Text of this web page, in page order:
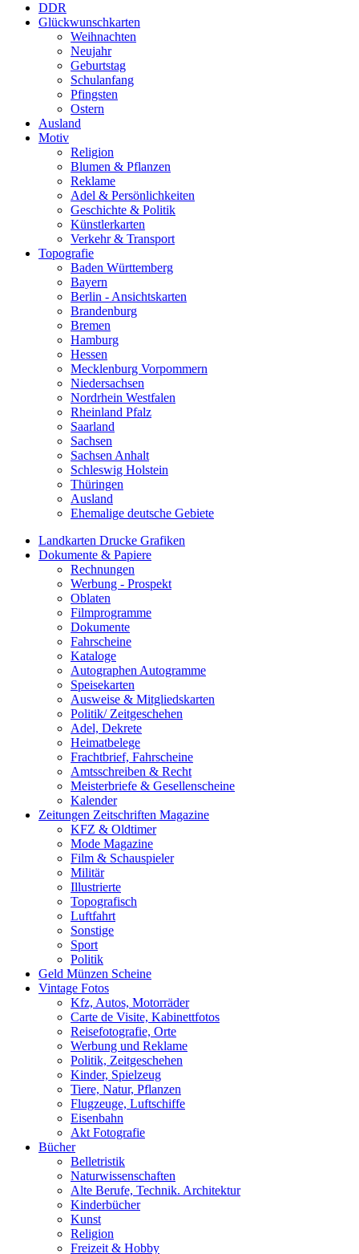
DDR
Glückwunschkarten
Weihnachten
Neujahr
Geburtstag
Schulanfang
Pfingsten
Ostern
Ausland
Motiv
Religion
Blumen & Pflanzen
Reklame
Adel & Persönlichkeiten
Geschichte & Politik
Künstlerkarten
Verkehr & Transport
Topografie
Baden Württemberg
Bayern
Berlin - Ansichtskarten
Brandenburg
Bremen
Hamburg
Hessen
Mecklenburg Vorpommern
Niedersachsen
Nordrhein Westfalen
Rheinland Pfalz
Saarland
Sachsen
Sachsen Anhalt
Schleswig Holstein
Thüringen
Ausland
Ehemalige deutsche Gebiete
Landkarten Drucke Grafiken
Dokumente & Papiere
Rechnungen
Werbung - Prospekt
Oblaten
Filmprogramme
Dokumente
Fahrscheine
Kataloge
Autographen Autogramme
Speisekarten
Ausweise & Mitgliedskarten
Politik/ Zeitgeschehen
Adel, Dekrete
Heimatbelege
Frachtbrief, Fahrscheine
Amtsschreiben & Recht
Meisterbriefe & Gesellenscheine
Kalender
Zeitungen Zeitschriften Magazine
KFZ & Oldtimer
Mode Magazine
Film & Schauspieler
Militär
Illustrierte
Topografisch
Luftfahrt
Sonstige
Sport
Politik
Geld Münzen Scheine
Vintage Fotos
Kfz, Autos, Motorräder
Carte de Visite, Kabinettfotos
Reisefotografie, Orte
Werbung und Reklame
Politik, Zeitgeschehen
Kinder, Spielzeug
Tiere, Natur, Pflanzen
Flugzeuge, Luftschiffe
Eisenbahn
Akt Fotografie
Bücher
Belletristik
Naturwissenschaften
Alte Berufe, Technik. Architektur
Kinderbücher
Kunst
Religion
Freizeit & Hobby